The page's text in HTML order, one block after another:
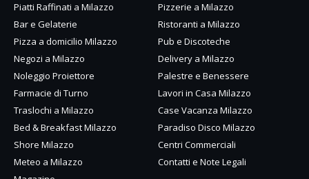
Piatti Raffinati a Milazzo
Pizzerie a Milazzo
Bar e Gelaterie
Ristoranti a Milazzo
Pizza a domicilio Milazzo
Pub e Discoteche
Negozi a Milazzo
Delivery a Milazzo
Noleggio Proiettore
Palestre e Benessere
Farmacie di Turno
Lavori in Casa Milazzo
Traslochi a Milazzo
Case Vacanza Milazzo
Bed & Breakfast Milazzo
Paradiso Disco Milazzo
Shore Milazzo
Centri Commerciali
Meteo a Milazzo
Contatti e Note Legali